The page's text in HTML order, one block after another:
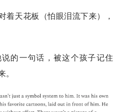
着天花板（怕眼泪流下来），
的一句话，被这个孩子记住